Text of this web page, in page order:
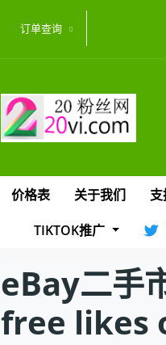
订单查询
价格表 关于我们
TIKTOK推广
eBay二手
free likes